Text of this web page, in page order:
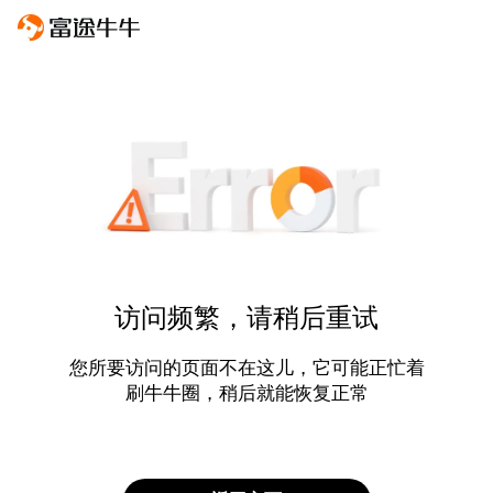
访问频繁，请稍后重试
您所要访问的页面不在这儿，它可能正忙着
刷牛牛圈，稍后就能恢复正常